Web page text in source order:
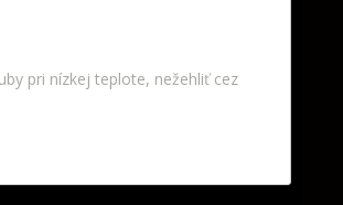
pri nízkej teplote, nežehliť cez